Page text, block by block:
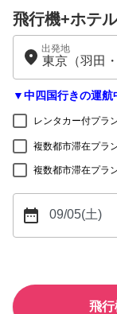
飛行機+ホテ
出発地
▼中四国行きの運航
レンタカー付プラ
複数都市滞在プラ
複数都市滞在プラ
飛